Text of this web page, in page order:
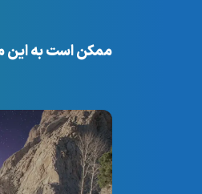
ممکن است به این